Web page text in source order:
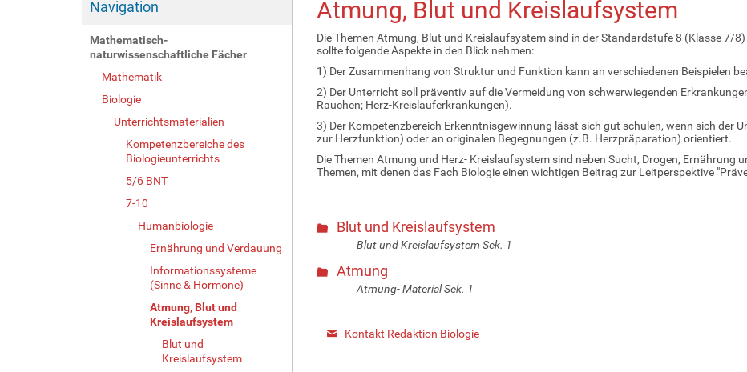
Navigation
Mathematisch-
naturwissenschaftliche Fächer
Mathematik
Biologie
Unterrichtsmaterialien
Kompetenzbereiche des
Biologieunterrichts
5/6 BNT
7-10
Humanbiologie
Ernährung und Verdauung
Informationssysteme
(Sinne & Hormone)
Atmung, Blut und
Kreislaufsystem
Blut und
Kreislaufsystem
Atmung, Blut und Kreislaufsystem
Die Themen Atmung, Blut und Kreislaufsystem sind in der Standardstufe 8 (Klasse 7/
sollte folgende Aspekte in den Blick nehmen:
1) Der Zusammenhang von Struktur und Funktion kann an verschiedenen Beispielen
2) Der Unterricht soll präventiv auf die Vermeidung von schwerwiegenden
Rauchen; Herz-Kreislauferkrankungen).
3) Der Kompetenzbereich Erkenntnisgewinnung lässt sich gut schulen, wenn sich der
zur Herzfunktion) oder an originalen Begegnungen (z.B. Herzpräparation) orientiert.
Die Themen Atmung und Herz- Kreislaufsystem sind neben Sucht, Drogen, Ernährung
Themen, mit denen das Fach Biologie einen wichtigen Beitrag zur Leitperspektive
Blut und Kreislaufsystem
Blut und Kreislaufsystem Sek. 1
Atmung
Atmung- Material Sek. 1
Kontakt Redaktion Biologie